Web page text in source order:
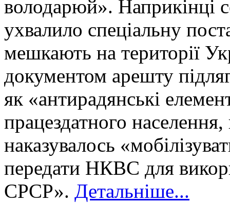
володарюй».
ухвалило спеціальну
мешкають на території
документом арешту
як «антирадянські
працездатного
наказувалось
передати НКВС для
СРСР». Детальніше...